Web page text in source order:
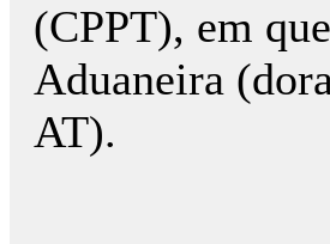
(CPPT), em
Aduaneira
AT).